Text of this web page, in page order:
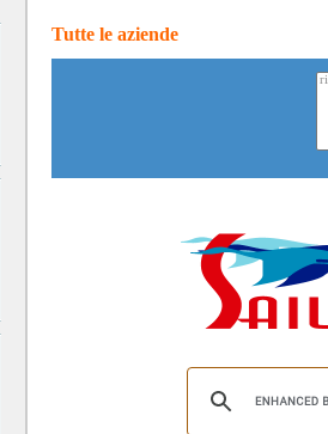
Tutte le aziende